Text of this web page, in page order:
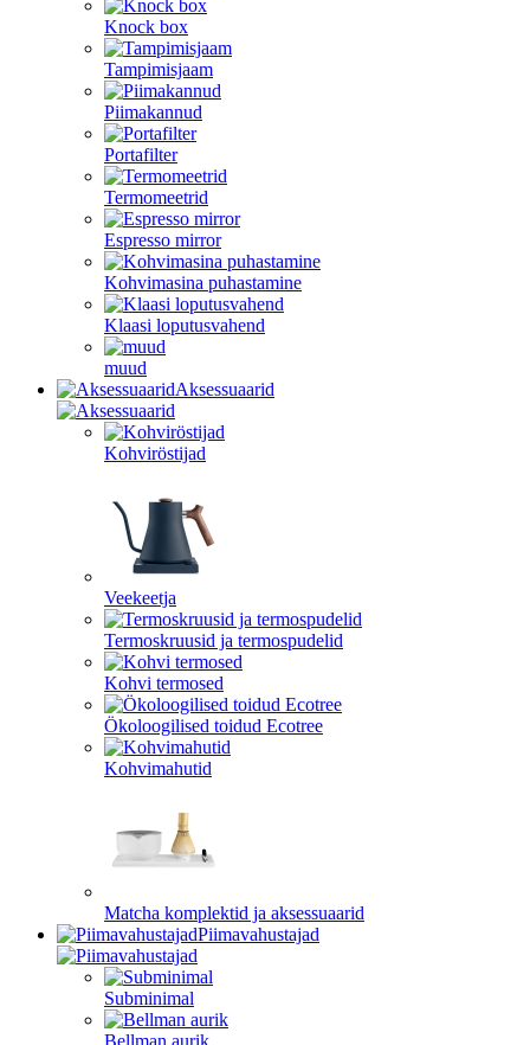
Knock box
Tampimisjaam
Piimakannud
Portafilter
Termomeetrid
Espresso mirror
Kohvimasina puhastamine
Klaasi loputusvahend
muud
Aksessuaarid
Kohviröstijad
Veekeetja
Termoskruusid ja termospudelid
Kohvi termosed
Ökoloogilised toidud Ecotree
Kohvimahutid
Matcha komplektid ja aksessuaarid
Piimavahustajad
Subminimal
Bellman aurik